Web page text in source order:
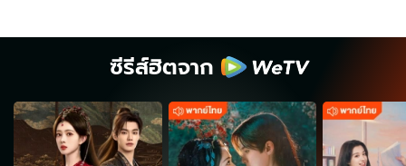
ซีรีส์ฮิตจาก